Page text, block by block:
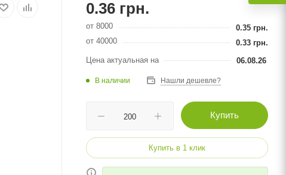
0.36 грн.
от 8000 0.35 грн.
от 40000
0.33 грн.
Цена актуальная на
06.08.26
В наличии Нашли дешевле?
Купить
Купить в 1 клик